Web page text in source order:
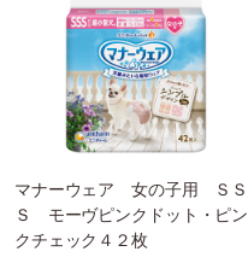
マナーウェア 女の子用 ＳＳ
Ｓ モーヴピンクドット・ピン
クチェック４２枚